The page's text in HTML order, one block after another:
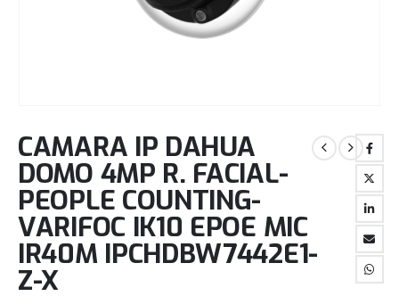
CAMARA IP DAHUA
DOMO 4MP R. FACIAL-
PEOPLE COUNTING-
VARIFOC IK10 EPOE MIC
IR40M IPCHDBW7442E1-
Z-X